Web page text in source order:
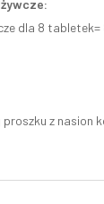
dla 8 tabletek=
z nasion